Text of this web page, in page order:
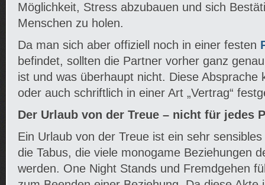
Möglichkeit, Stress abzubauen und sich
Menschen zu holen.
Da man sich aber offiziell noch in einer festen
befindet, sollten die Partner vorher ganz
ist und was überhaupt nicht. Diese Absprache
oder auch schriftlich in einer Art „Vertrag“
Der Urlaub von der Treue – nicht für jedes
Ein Urlaub von der Treue ist ein sehr
die Tabus, die viele monogame Beziehungen
werden. One Night Stands und Fremdgehen